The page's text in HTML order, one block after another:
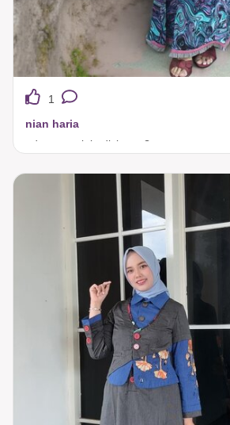
1
nian haria
ada yg tau ini edisi apa ?